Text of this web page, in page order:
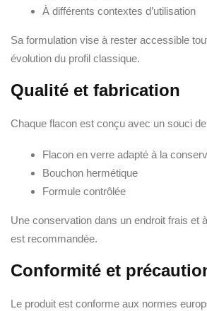
À différents contextes d’utilisation
Sa formulation vise à rester accessible
évolution du profil classique.
Qualité et fabrication
Chaque flacon est conçu avec un souci
Flacon en verre adapté à la
Bouchon hermétique
Formule contrôlée
Une conservation dans un endroit frais et
est recommandée.
Conformité et
Le produit est conforme aux normes